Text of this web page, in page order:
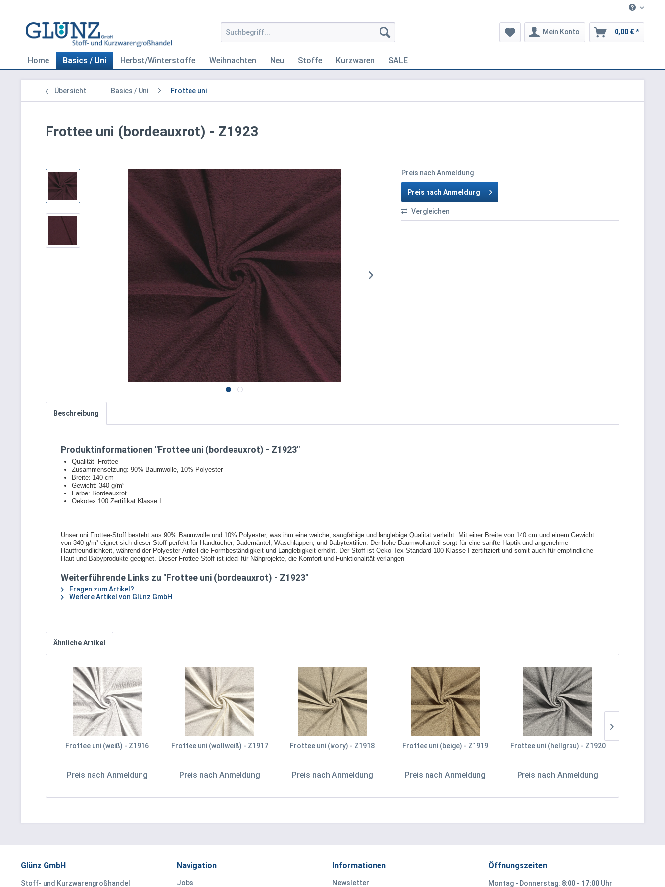
Mein Konto 0,00 € *
Home Basics / Uni Herbst/Winterstoffe Weihnachten Neu Stoffe Kurzwaren SALE
Übersicht Basics / Uni Frottee uni
Frottee uni (bordeauxrot) - Z1923
Preis nach Anmeldung
Preis nach Anmeldung
Vergleichen
Beschreibung
Produktinformationen "Frottee uni (bordeauxrot) - Z1923"
Qualität: Frottee
Zusammensetzung: 90% Baumwolle, 10% Polyester
Breite: 140 cm
Gewicht: 340 g/m²
Farbe: Bordeauxrot
Oekotex 100 Zertifikat Klasse I
Unser uni Frottee-Stoff besteht aus 90% Baumwolle und 10% Polyester, was ihm eine weiche, saugfähige und langlebige Qualität verleiht. Mit einer Breite von 140 cm und einem Gewicht
von 340 g/m² eignet sich dieser Stoff perfekt für Handtücher, Bademäntel, Waschlappen, und Babytextilien. Der hohe Baumwollanteil sorgt für eine sanfte Haptik und angenehme
Hautfreundlichkeit, während der Polyester-Anteil die Formbeständigkeit und Langlebigkeit erhöht. Der Stoff ist Oeko-Tex Standard 100 Klasse I zertifiziert und somit auch für empfindliche
Haut und Babyprodukte geeignet. Dieser Frottee-Stoff ist ideal für Nähprojekte, die Komfort und Funktionalität verlangen
Weiterführende Links zu "Frottee uni (bordeauxrot) - Z1923"
Fragen zum Artikel?
Weitere Artikel von Glünz GmbH
Ähnliche Artikel
Frottee uni (weiß) - Z1916
Preis nach Anmeldung
Frottee uni (wollweiß) - Z1917
Preis nach Anmeldung
Frottee uni (ivory) - Z1918
Preis nach Anmeldung
Frottee uni (beige) - Z1919
Preis nach Anmeldung
Frottee uni (hellgrau) - Z1920
Preis nach Anmeldung
Glünz GmbH
Stoff- und Kurzwarengroßhandel
Navigation
Jobs
Informationen
Newsletter
Öffnungszeiten
Montag - Donnerstag: 8:00 - 17:00 Uhr